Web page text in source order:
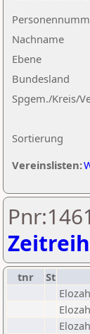
Nachname
Ebene
Sortierung
Bundesland
Spgem./Kreis/
Vereinslisten:
tnr St